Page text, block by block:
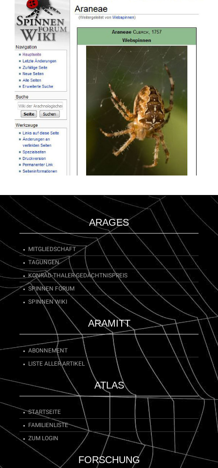
ARAGES
MITGLIEDSCHAFT
TAGUNGEN
KONRAD-THALER-GEDÄCHTNISPREIS
SPINNEN FORUM
SPINNEN WIKI
ARAMITT
ABONNEMENT
LISTE ALLER ARTIKEL
ATLAS
STARTSEITE
FAMILIENLISTE
ZUM LOGIN
FORSCHUNG